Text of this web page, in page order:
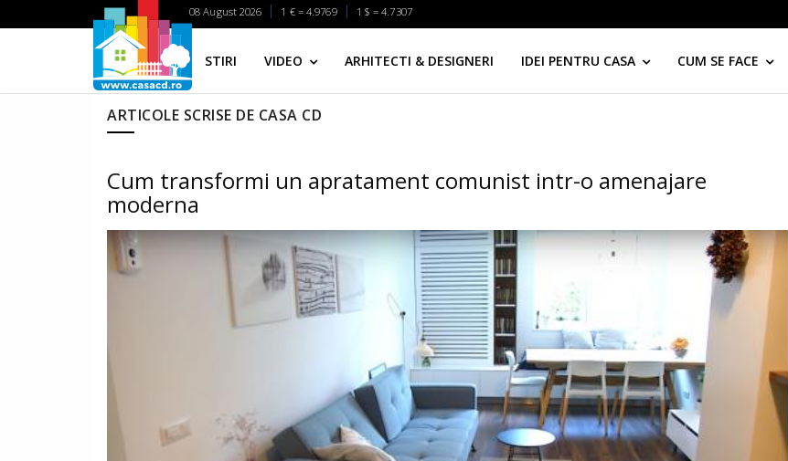
08 August 2026 1 € = 4.9769 1 $ = 4.7307
STIRI VIDEO ARHITECTI & DESIGNERI IDEI PENTRU CASA CUM SE FACE
ARTICOLE SCRISE DE CASA CD
Cum transformi un apratament comunist intr-o amenajare
moderna